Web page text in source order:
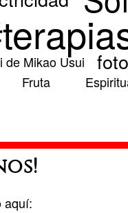
de Mikao Usui
Fruta
aquí: